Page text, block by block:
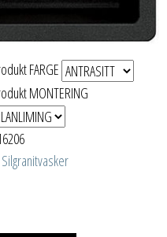
FARGE
MONTERING
Silgranitvasker